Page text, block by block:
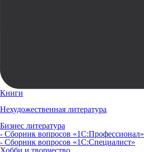
Книги
Нехудожественная литература
Бизнес литература
- Сборник вопросов «1С:Профессионал»
- Сборник вопросов «1С:Специалист»